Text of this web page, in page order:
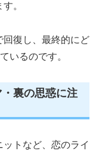
。
回復し、最終的にど
いるのです。
裏の思惑に注
トなど、恋のライ